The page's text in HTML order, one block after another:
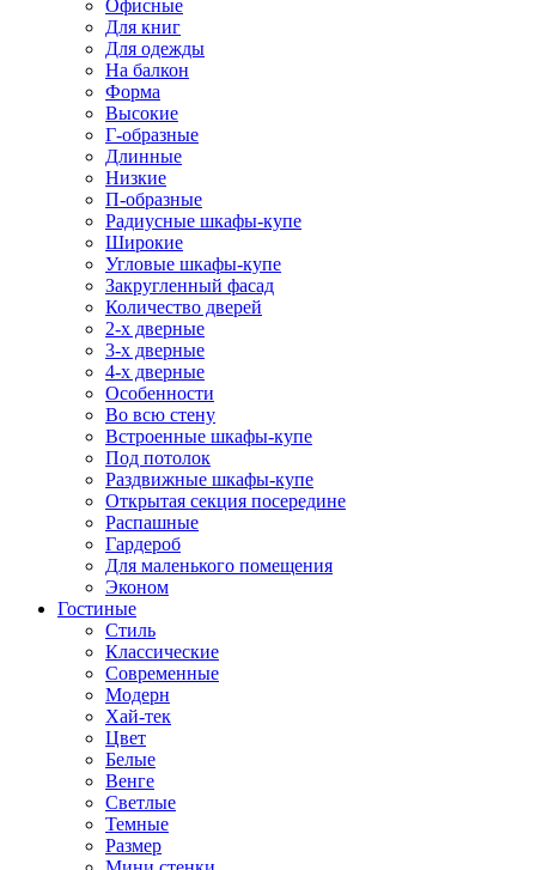
Офисные
Для книг
Для одежды
На балкон
Форма
Высокие
Г-образные
Длинные
Низкие
П-образные
Радиусные шкафы-купе
Широкие
Угловые шкафы-купе
Закругленный фасад
Количество дверей
2-х дверные
3-х дверные
4-х дверные
Особенности
Во всю стену
Встроенные шкафы-купе
Под потолок
Раздвижные шкафы-купе
Открытая секция посередине
Распашные
Гардероб
Для маленького помещения
Эконом
Гостиные
Стиль
Классические
Современные
Модерн
Хай-тек
Цвет
Белые
Венге
Светлые
Темные
Размер